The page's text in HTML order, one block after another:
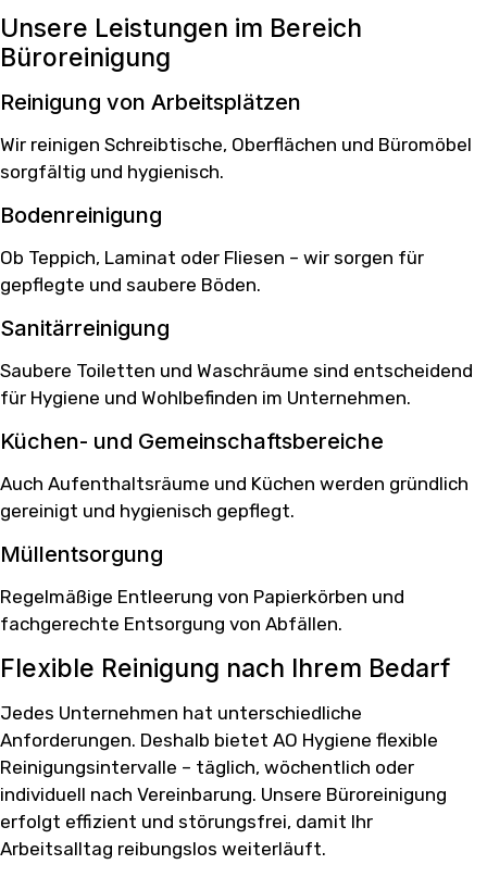
Unsere Leistungen im Bereich
Büroreinigung
Reinigung von Arbeitsplätzen
Wir reinigen Schreibtische, Oberflächen und Büromöbel
sorgfältig und hygienisch.
Bodenreinigung
Ob Teppich, Laminat oder Fliesen – wir sorgen für
gepflegte und saubere Böden.
Sanitärreinigung
Saubere Toiletten und Waschräume sind entscheidend
für Hygiene und Wohlbefinden im Unternehmen.
Küchen- und Gemeinschaftsbereiche
Auch Aufenthaltsräume und Küchen werden gründlich
gereinigt und hygienisch gepflegt.
Müllentsorgung
Regelmäßige Entleerung von Papierkörben und
fachgerechte Entsorgung von Abfällen.
Flexible Reinigung nach Ihrem Bedarf
Jedes Unternehmen hat unterschiedliche
Anforderungen. Deshalb bietet AO Hygiene flexible
Reinigungsintervalle – täglich, wöchentlich oder
individuell nach Vereinbarung. Unsere Büroreinigung
erfolgt effizient und störungsfrei, damit Ihr
Arbeitsalltag reibungslos weiterläuft.